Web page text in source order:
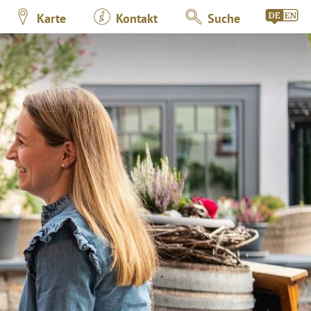
Karte Kontakt Suche